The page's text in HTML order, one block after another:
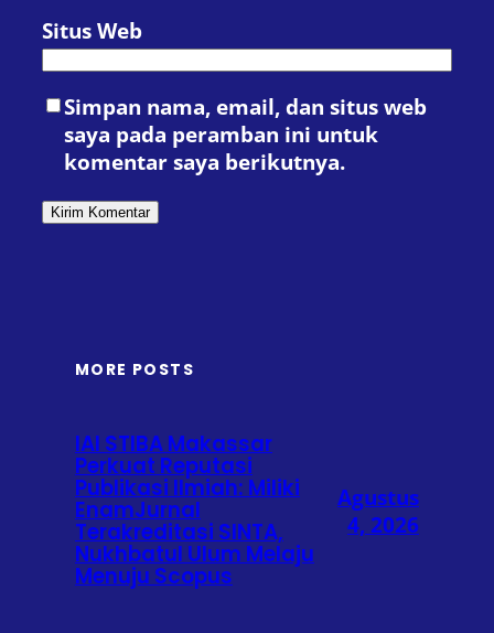
Situs Web
Simpan nama, email, dan situs web
saya pada peramban ini untuk
komentar saya berikutnya.
MORE POSTS
IAI STIBA Makassar
Perkuat Reputasi
Publikasi Ilmiah: Miliki
EnamJurnal
Terakreditasi SINTA,
Nukhbatul Ulum Melaju
Menuju Scopus
Agustus
4, 2026